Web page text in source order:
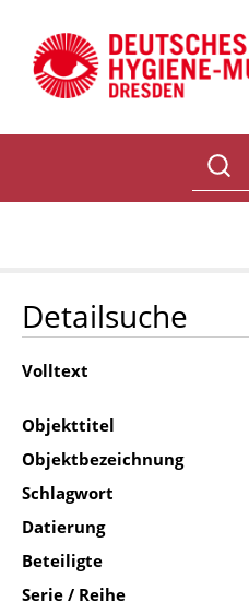
Detailsuche
Volltext
Objekttitel
Objektbezeichnung
Schlagwort
Datierung
Beteiligte
Serie / Reihe